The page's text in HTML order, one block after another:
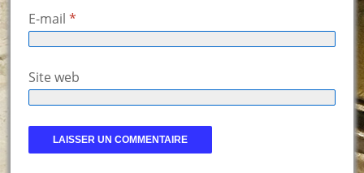
E-mail *
Site web